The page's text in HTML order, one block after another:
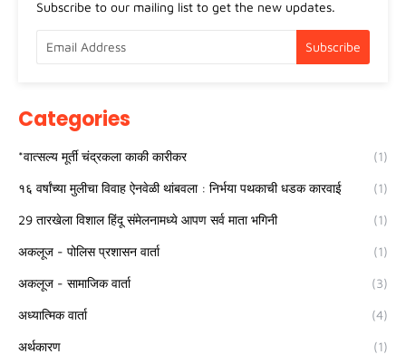
Subscribe to our mailing list to get the new updates.
Categories
*वात्सल्य मूर्ती चंद्रकला काकी कारीकर (1)
१६ वर्षांच्या मुलीचा विवाह ऐनवेळी थांबवला : निर्भया पथकाची धडक कारवाई (1)
29 तारखेला विशाल हिंदू संमेलनामध्ये आपण सर्व माता भगिनी (1)
अकलूज - पोलिस प्रशासन वार्ता (1)
अकलूज - सामाजिक वार्ता (3)
अध्यात्मिक वार्ता (4)
अर्थकारण (1)